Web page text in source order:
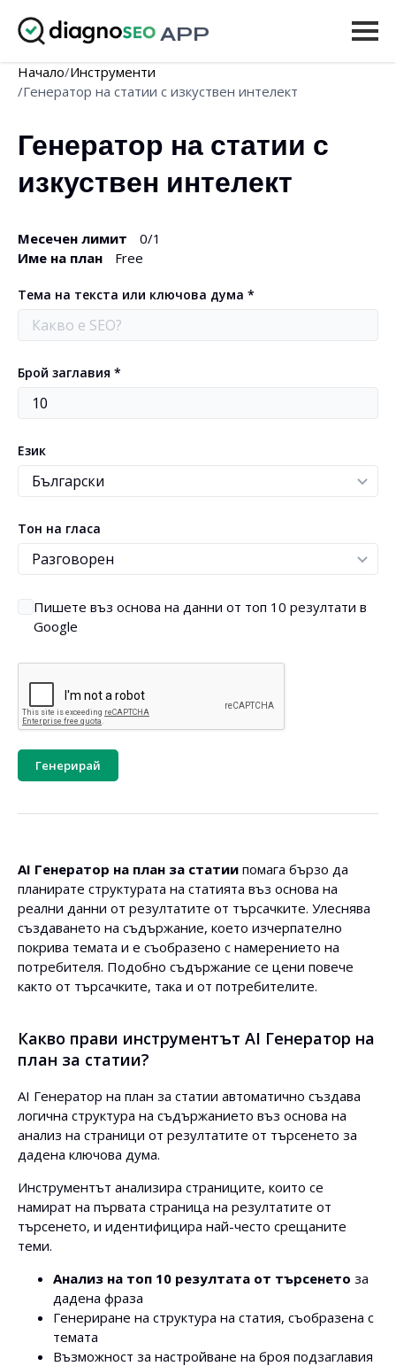
APP
Инструменти
НАДСТРОЙВАНЕ
Начало/Инструменти
/Генератор на статии с изкуствен интелект
Генератор на статии с
изкуствен интелект
Месечен лимит 0/1
Име на план
Free
Тема на текста или ключова дума *
Брой заглавия *
Език
Тон на гласа
Пишете въз основа на данни от топ 10 резултати в
Google
Генерирай
AI Генератор на план за статии помага бързо да
планирате структурата на статията въз основа на
реални данни от резултатите от търсачките. Улеснява
създаването на съдържание, което изчерпателно
покрива темата и е съобразено с намерението на
потребителя. Подобно съдържание се цени повече
както от търсачките, така и от потребителите.
Какво прави инструментът AI Генератор на
план за статии?
AI Генератор на план за статии автоматично създава
логична структура на съдържанието въз основа на
анализ на страници от резултатите от търсенето за
дадена ключова дума.
Инструментът анализира страниците, които се
намират на първата страница на резултатите от
търсенето, и идентифицира най-често срещаните
теми.
Анализ на топ 10 резултата от търсенето за
дадена фраза
Генериране на структура на статия, съобразена с
темата
Възможност за настройване на броя подзаглавия